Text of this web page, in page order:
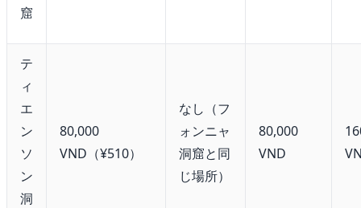
窟
テ
ィ
エ
ン
ソ
ン
洞
80,000
VND（¥510）
なし（フ
ォンニャ
洞窟と同
じ場所）
80,000
VND